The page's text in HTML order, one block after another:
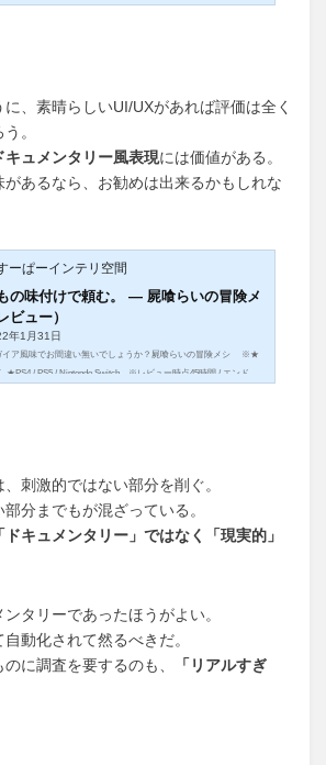
に、素晴らしいUI/UXがあれば評価は全く
。
キュメンタリー風表現には価値がある。
あるなら、お勧めは出来るかもしれな
ーぱーインテリ空間
の味付けで頼む。 ― 屍喰らいの冒険メ
ビュー）
年1月31日
イア風味でお間違い無いでしょうか？屍喰らいの冒険メシ ※★
★PS4 / PS5 / Nintendo Switch ※レビュー時点45時間 / エンドコ
刺激的ではない部分を削ぐ。
分までもが混ざっている。
「ドキュメンタリー」ではなく「現実的」
タリーであったほうがよい。
動化されて然るべきだ。
に調査を要するのも、
「リアルすぎ